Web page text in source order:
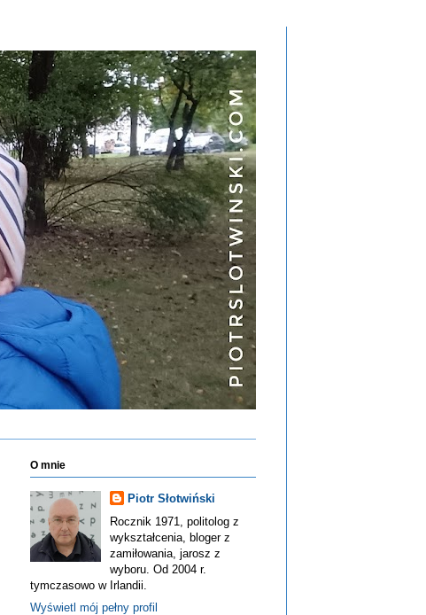
O mnie
Piotr Słotwiński
Rocznik 1971, politolog z
wykształcenia, bloger z
zamiłowania, jarosz z
wyboru. Od 2004 r.
tymczasowo w Irlandii.
Wyświetl mój pełny profil